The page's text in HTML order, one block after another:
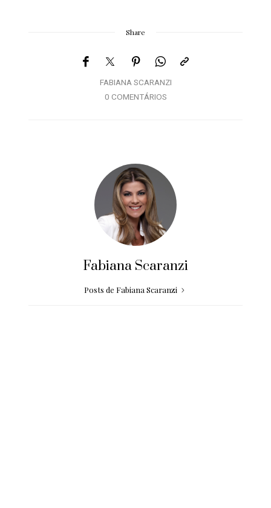
Share
FABIANA SCARANZI
0 COMENTÁRIOS
Fabiana Scaranzi
Posts de Fabiana Scaranzi